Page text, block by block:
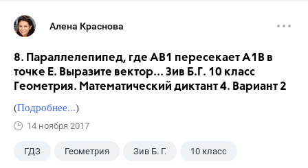
Алена Краснова
8. Параллелепипед, где АВ1 пересекает А1В в
точке Е. Выразите вектор... Зив Б.Г. 10 класс
Геометрия. Математический диктант 4. Вариант 2
(Подробнее...)
14 ноября 2017
ГДЗ Геометрия Зив Б. Г. 10 класс